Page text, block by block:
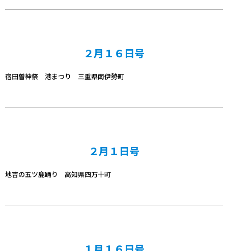
２月１６日号
宿田曽神祭 港まつり 三重県南伊勢町
２月１日号
地吉の五ツ鹿踊り 高知県四万十町